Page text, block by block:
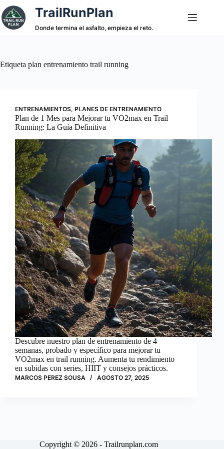
Saltar
al
contenido
TrailRunPlan
Donde termina el asfalto, empieza el reto.
Etiqueta plan entrenamiento trail running
ENTRENAMIENTOS, PLANES DE ENTRENAMIENTO
Plan de 1 Mes para Mejorar tu VO2max en Trail
Running: La Guía Definitiva
Descubre nuestro plan de entrenamiento de 4
semanas, probado y específico para mejorar tu
VO2max en trail running. Aumenta tu rendimiento
en subidas con series, HIIT y consejos prácticos.
MARCOS PEREZ SOUSA AGOSTO 27, 2025
Copyright © 2026 - Trailrunplan.com